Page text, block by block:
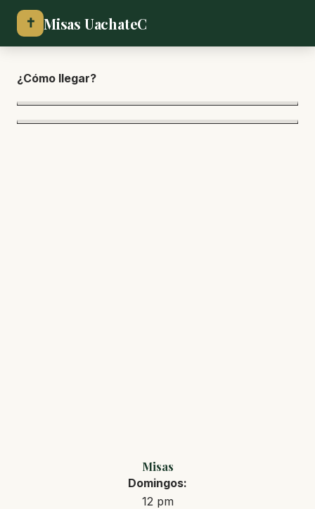
✝ Misas UachateC
¿Cómo llegar?
Misas
Domingos:
12 pm